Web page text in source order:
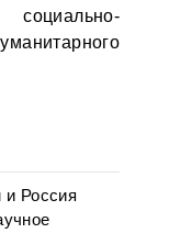
и Россия